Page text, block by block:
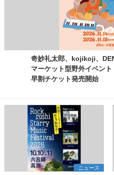
奇妙礼太郎、kojikoji、
マーケット型野外イベント
早割チケット発売開始
ニュース